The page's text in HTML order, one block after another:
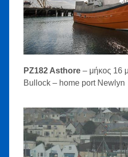
PZ182 Asthore– μήκος 16
Bullock – home port Newlyn